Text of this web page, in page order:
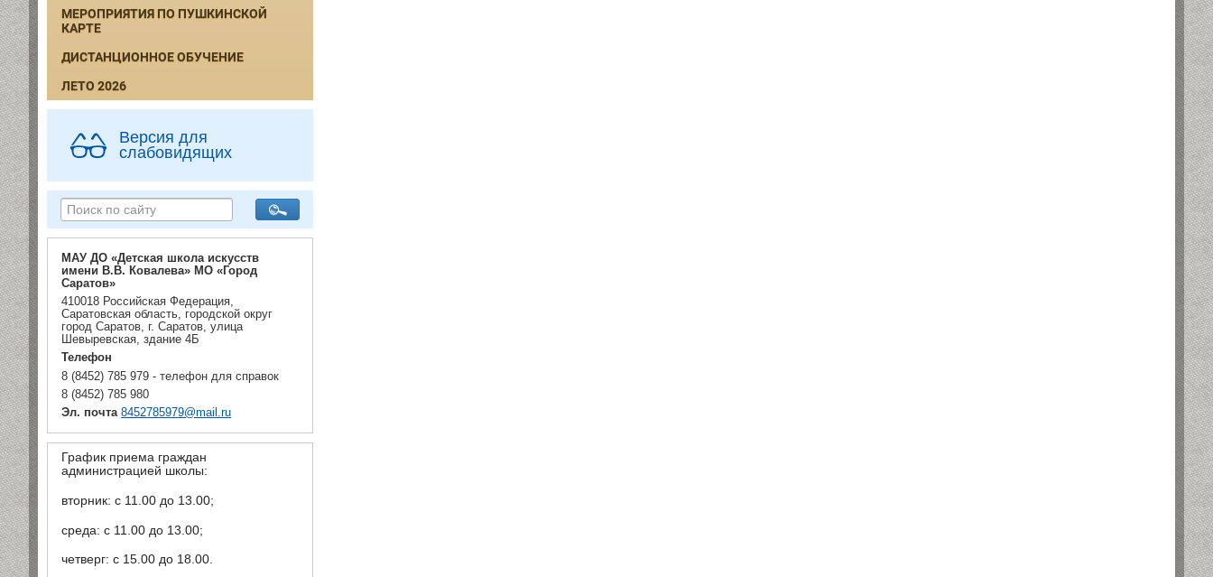
МЕРОПРИЯТИЯ ПО ПУШКИНСКОЙ
КАРТЕ
ДИСТАНЦИОННОЕ ОБУЧЕНИЕ
ЛЕТО 2026
Версия для
слабовидящих
МАУ ДО «Детская школа искусств
имени В.В. Ковалева» МО «Город
Саратов»
410018 Российская Федерация,
Саратовская область, городской округ
город Саратов, г. Саратов, улица
Шевыревская, здание 4Б
Телефон
8 (8452) 785 979 - телефон для справок
8 (8452) 785 980
Эл. почта 8452785979@mail.ru
График приема граждан
администрацией школы:
вторник: с 11.00 до 13.00;
среда: с 11.00 до 13.00;
четверг: с 15.00 до 18.00.